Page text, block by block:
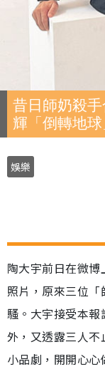
昔日師奶殺
輝「倒轉地球
娛樂
陶大宇前日在微
照片，原來三位
騷。大宇接受本報
外，又透露三人
小品劇，開開心心